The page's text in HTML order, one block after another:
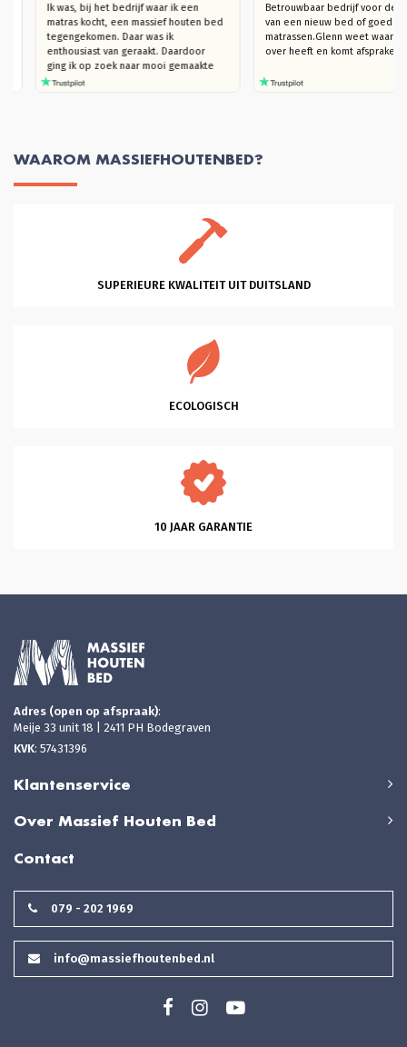
Ik was, bij het bedrijf waar ik een
matras kocht, een massief houten bed
tegengekomen. Daar was ik
enthousiast van geraakt. Daardoor
ging ik op zoek naar mooi gemaakte
houten bedden (die niet kraken). Ik
te ervaren. Ik trof een heel plezierige
verkoper Glenn die, hoera, je echt de
tijd geeft om rond te kijken en heel
totdat je helemaal achter je keuze kan
staan. Dat vond ik heel plezierig en
klantvriendelijk. Ik kon slagen met een
gekocht die heel coulant eerder
professionele hulp en vriendelijkheid
en klantgerichtheid, eentje die ik
zelden tegenkom. Heel Fijn. Succes
Betrouwbaar bedrijf voor
van een nieuw bed of
matrassen.Glenn weet
over heeft en komt
WAAROM MASSIEFHOUTENBED?
SUPERIEURE KWALITEIT UIT DUITSLAND
ECOLOGISCH
10 JAAR GARANTIE
Adres (open op afspraak):
Meije 33 unit 18 | 2411 PH Bodegraven
KVK: 57431396
Klantenservice
Over Massief Houten Bed
Contact
079 - 202 1969
info@massiefhoutenbed.nl